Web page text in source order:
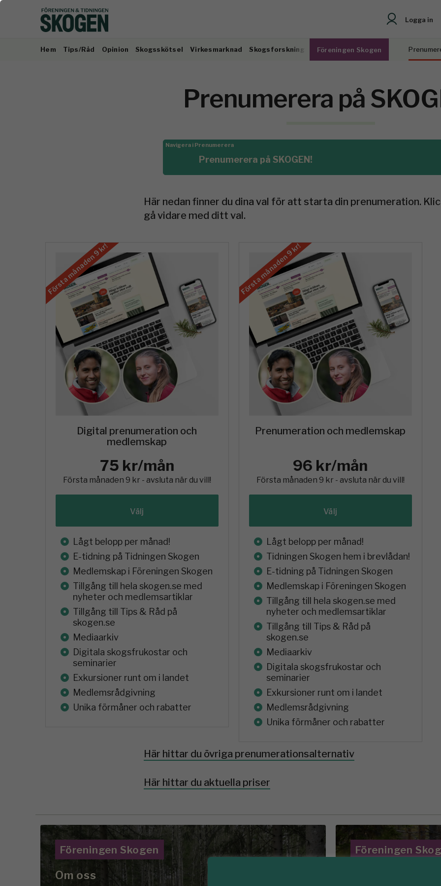
Logga in
Hem Tips/Råd Opinion Skogsskötsel Virkesmarknad Skogsforskning Föreningen Skogen
Prenumerera på
Prenumerera på SKOGEN!
Navigera i Prenumerera
Här nedan finner du dina val för att starta din prenumeration.
gå vidare med ditt val.
Första månaden 9 kr!
Digital prenumeration och
medlemskap
75 kr/mån
Första månaden 9 kr - avsluta när du vill!
Välj
Lågt belopp per månad!
E-tidning på Tidningen Skogen
Medlemskap i Föreningen Skogen
Tillgång till hela skogen.se med
nyheter och medlemsartiklar
Tillgång till Tips & Råd på
skogen.se
Mediaarkiv
Digitala skogsfrukostar och
seminarier
Exkursioner runt om i landet
Medlemsrådgivning
Unika förmåner och rabatter
Första månaden 9 kr!
Prenumeration och medlemskap
96 kr/mån
Första månaden 9 kr - avsluta när du vill!
Välj
Lågt belopp per månad!
Tidningen Skogen hem i brevlådan!
E-tidning på Tidningen Skogen
Medlemskap i Föreningen Skogen
Tillgång till hela skogen.se med
nyheter och medlemsartiklar
Tillgång till Tips & Råd på
skogen.se
Mediaarkiv
Digitala skogsfrukostar och
seminarier
Exkursioner runt om i landet
Medlemsrådgivning
Unika förmåner och rabatter
Här hittar du övriga prenumerationsalternativ
Här hittar du aktuella priser
Föreningen Skogen
Om oss
Föreningen